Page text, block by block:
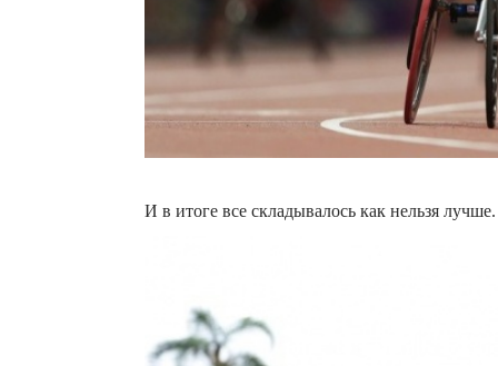
И в итоге все складывалось как нельзя лучше.